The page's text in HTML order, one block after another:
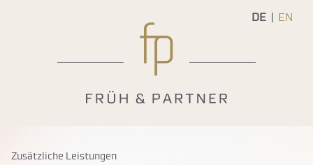
DE EN
Zusätzliche Leistungen